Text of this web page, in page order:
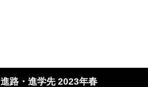
進路・進学先 2023年春